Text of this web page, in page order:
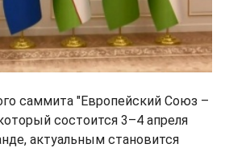
саммита "Европейский Союз –
состоится 3–4 апреля
актуальным становится